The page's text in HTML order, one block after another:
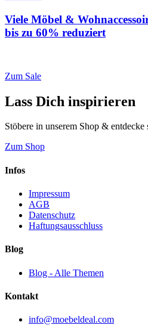
Viele Möbel &
bis zu 60% reduziert
Zum Sale
Lass Dich inspirieren
Stöbere in unserem Shop &
Zum Shop
Infos
Impressum
AGB
Datenschutz
Haftungsausschluss
Blog
Blog - Alle Themen
Kontakt
info@moebeldeal.com